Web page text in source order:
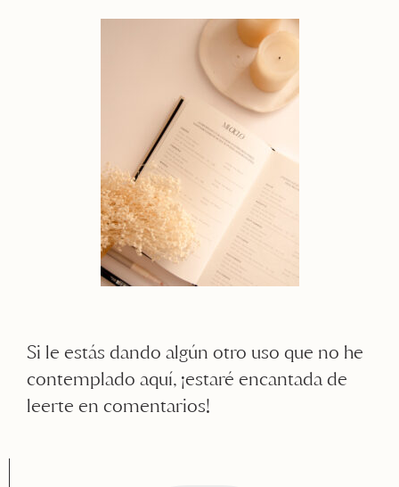
Si le estás dando algún otro uso que no he
contemplado aquí, ¡estaré encantada de
leerte en comentarios!